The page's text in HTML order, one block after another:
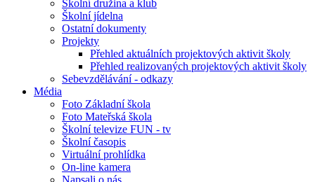
Školní družina a klub
Školní jídelna
Ostatní dokumenty
Projekty
Přehled aktuálních projektových aktivit školy
Přehled realizovaných projektových aktivit školy
Sebevzdělávání - odkazy
Média
Foto Základní škola
Foto Mateřská škola
Školní televize FUN - tv
Školní časopis
Virtuální prohlídka
On-line kamera
Napsali o nás